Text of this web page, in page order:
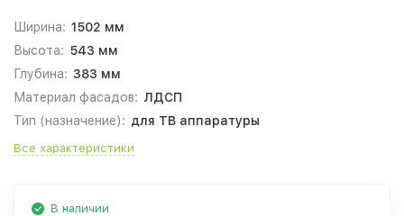
Ширина: 1502 мм
Высота: 543 мм
Глубина: 383 мм
Материал фасадов: ЛДСП
Тип (назначение): для ТВ аппаратуры
Все характеристики
В наличии